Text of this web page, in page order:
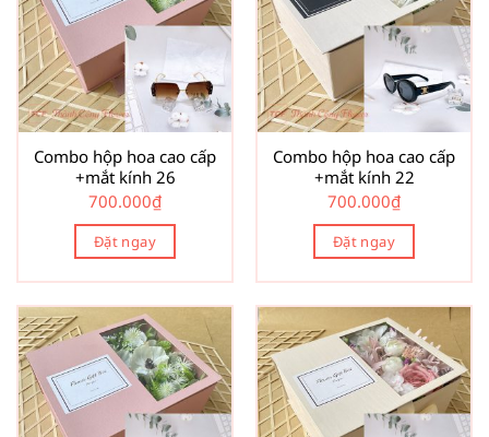
Combo hộp hoa cao cấp
+mắt kính 26
700.000₫
Đặt ngay
Combo hộp hoa cao cấp
+mắt kính 22
700.000₫
Đặt ngay